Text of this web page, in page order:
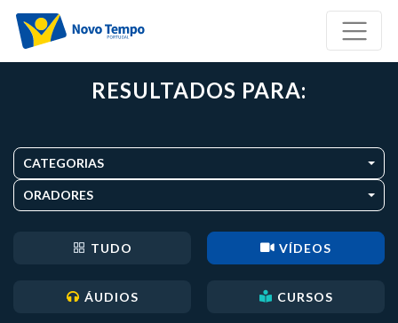
RESULTADOS PARA:
CATEGORIAS
ORADORES
TUDO VÍDEOS
ÁUDIOS CURSOS